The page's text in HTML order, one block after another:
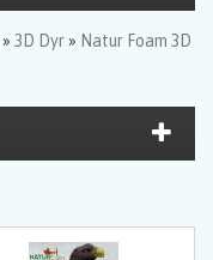
» 3D Dyr » Natur Foam 3D